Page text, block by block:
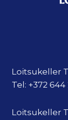
Loitsukeller
Tel: +372 644
Loitsukeller